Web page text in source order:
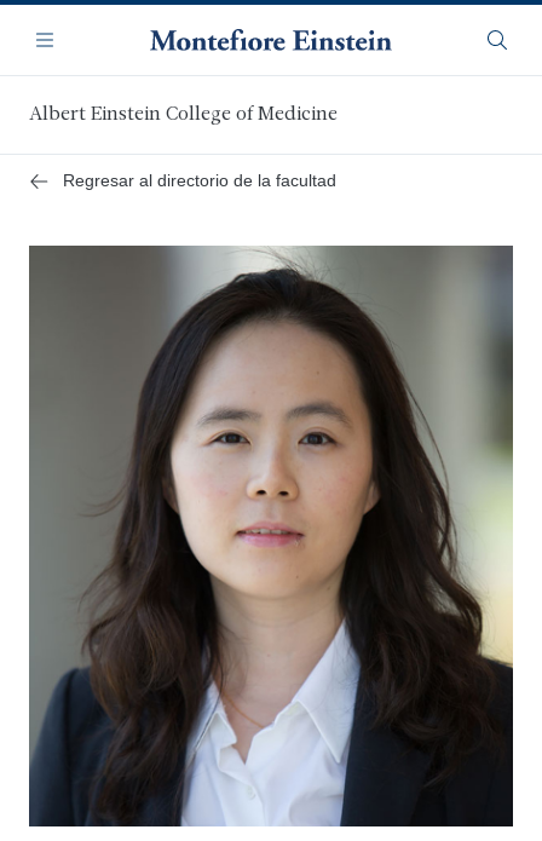
contenido
principal
Navegación
Menú
Albert Einstein College of Medicine
Regresar al directorio de la facultad